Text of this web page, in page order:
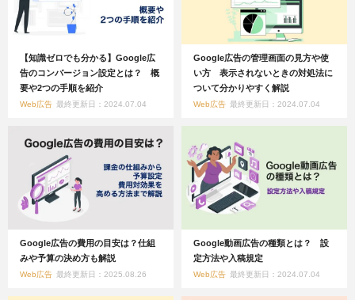
【知識ゼロでも分かる】Google広
告のコンバージョン設定とは？ 概
要や2つの手順を紹介
Web広告 最終更新日：2024.07.04
Google広告の管理画面の見方や使
い方 表示されないときの対処法に
ついて分かりやすく解説
Web広告 最終更新日：2024.07.04
Google広告の費用の目安は？仕組
みや予算の決め方も解説
Web広告 最終更新日：2025.08.26
Google動画広告の種類とは？ 設
定方法や入稿規定
Web広告 最終更新日：2024.07.04